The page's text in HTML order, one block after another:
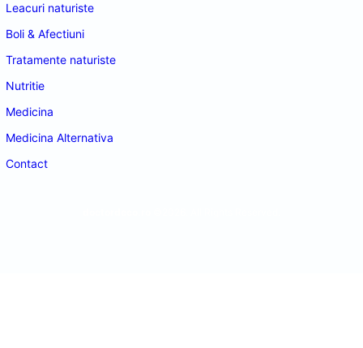
Leacuri naturiste
Boli & Afectiuni
Tratamente naturiste
Nutritie
Medicina
Medicina Alternativa
Contact